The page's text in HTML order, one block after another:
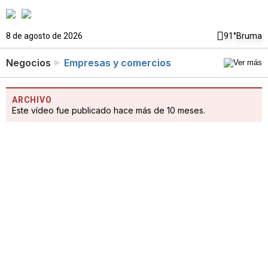
8 de agosto de 2026 91°Bruma
Negocios Empresas y comercios
ARCHIVO
Este vídeo fue publicado hace más de 10 meses.